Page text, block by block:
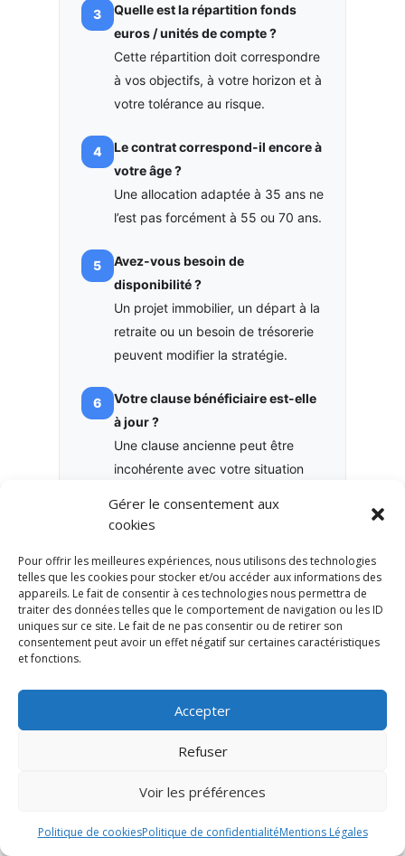
Gérer le consentement aux
cookies
Pour offrir les meilleures expériences, nous utilisons des technologies
telles que les cookies pour stocker et/ou accéder aux informations des
appareils. Le fait de consentir à ces technologies nous permettra de
traiter des données telles que le comportement de navigation ou les ID
uniques sur ce site. Le fait de ne pas consentir ou de retirer son
consentement peut avoir un effet négatif sur certaines caractéristiques
et fonctions.
Accepter
Refuser
Voir les préférences
Politique de cookiesPolitique de confidentialitéMentions Légales
Quelle est la répartition fonds
euros / unités de compte ?
Cette répartition doit correspondre
à vos objectifs, à votre horizon et à
votre tolérance au risque.
Le contrat correspond-il encore à
votre âge ?
Une allocation adaptée à 35 ans ne
l’est pas forcément à 55 ou 70 ans.
Avez-vous besoin de
disponibilité ?
Un projet immobilier, un départ à la
retraite ou un besoin de trésorerie
peuvent modifier la stratégie.
Votre clause bénéficiaire est-elle
à jour ?
Une clause ancienne peut être
incohérente avec votre situation
votre patrimoine global ?
L’assurance-vie doit être analysée
avec l’épargne, l’immobilier, la
retraite, la fiscalité et la
Ces questions permettent de passer
une logique de pilotage patrimonial.
C’est souvent à ce moment que l’on